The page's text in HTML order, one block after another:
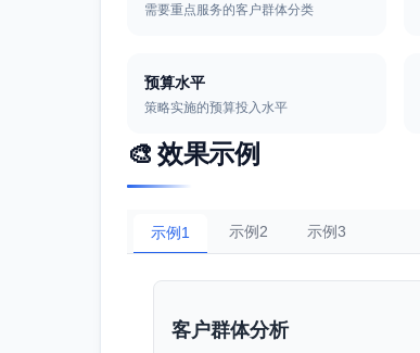
需要重点服务的客户群体分类
预算水平
策略实施的预算投入水平
🎨 效果示例
示例1 示例2 示例3
客户群体分析